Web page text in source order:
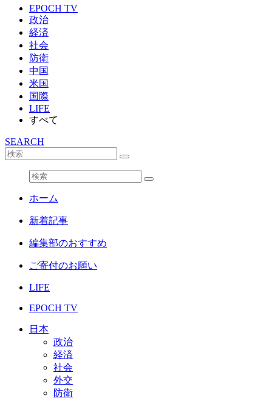
EPOCH TV
政治
経済
社会
防衛
中国
米国
国際
LIFE
すべて
SEARCH
ホーム
新着記事
編集部のおすすめ
ご寄付のお願い
LIFE
EPOCH TV
日本
政治
経済
社会
外交
防衛